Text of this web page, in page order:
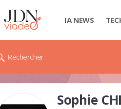
IA NEWS
Rechercher
Sophie